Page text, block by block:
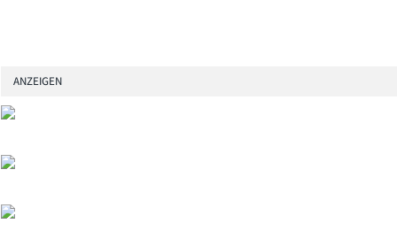
ANZEIGEN